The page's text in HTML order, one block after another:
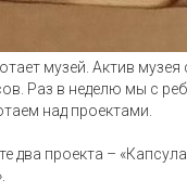
музей. Актив музея
Раз в неделю мы с
над проектами.
два проекта –